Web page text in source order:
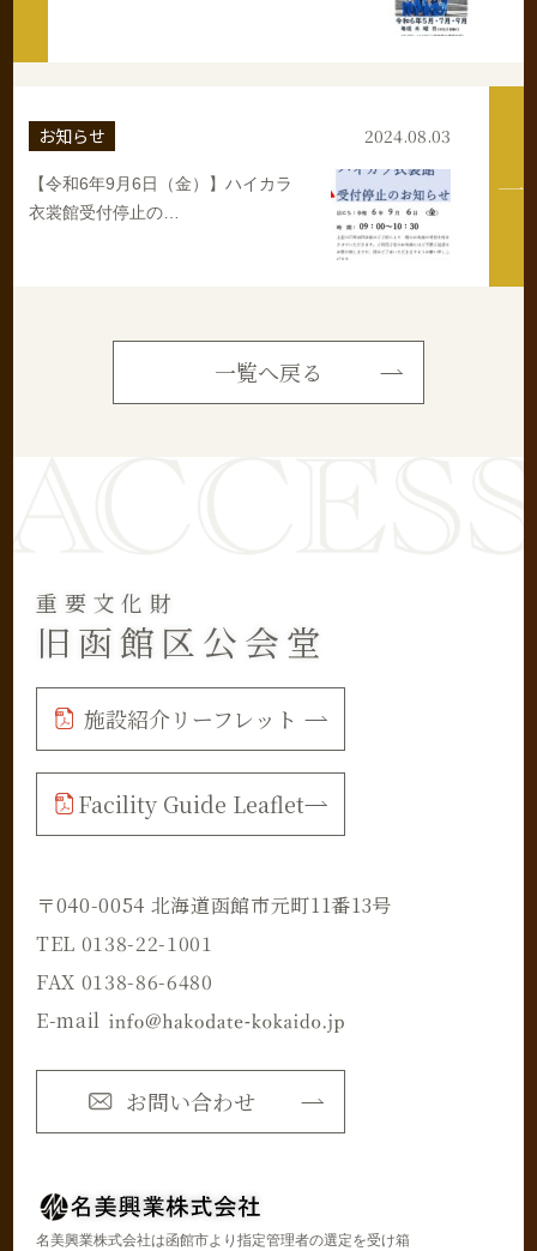
お知らせ
【令和6年9月6日（金）】ハイカラ
衣裳館受付停止の…
2024.08.03
一覧へ戻る
重要文化財
旧函館区公会堂
施設紹介リーフレット
Facility Guide Leaflet
〒040-0054 北海道函館市元町11番13号
TEL 0138-22-1001
FAX 0138-86-6480
E-mail
お問い合わせ
名美興業株式会社は函館市より指定管理者の選定を受け箱